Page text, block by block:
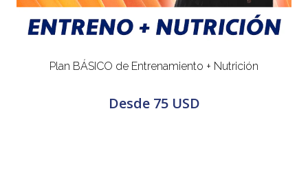
Plan BÁSICO de Entrenamiento + Nutrición
Desde 75 USD